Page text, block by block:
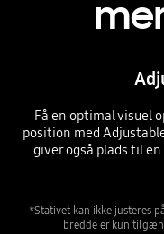
Få en optimal visuel
position med
giver også plads til
*Stativet kan ikke justeres
bredde er kun